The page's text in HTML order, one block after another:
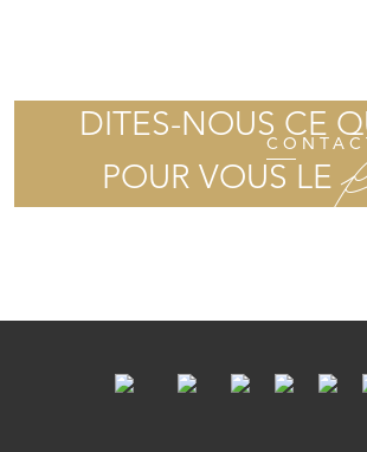
DITES-NOUS CE
POUR VOUS LE